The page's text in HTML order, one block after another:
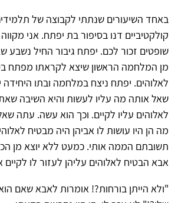
באחד השיעורים שנתתי לקבוצה של
קולקטיביים דנו בסיפור בת יפתח. אני
שופטים זכור לכם. יפתח גיבור החיל נשבע
מן המלחמה הראשון שיצא לקראתו מפתח
לאלוהים. יפתח ניצח במלחמה ובתו
שאל אותה מה עליו לעשות והיא השיבה
לאלוהים עליו לקיים. וכך הוא עשה. עתה
מה הן היו עושות לו אביהן היה מבטיח
תשובתם הממה אותי. כמעט ללא יוצא מן
אבא הבטיח לאלוהים עליהן לעזור לו
"ולא הייתן בורחות?! אומרות לאבא שאם